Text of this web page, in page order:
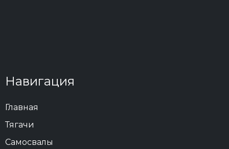
Навигация
Главная
Тягачи
Самосвалы